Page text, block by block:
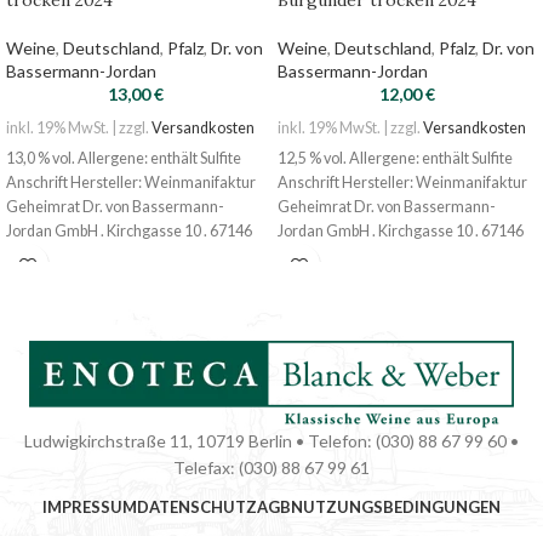
Weine, Deutschland, Pfalz, Dr. von
Bassermann-Jordan
13,00€
inkl. 19% MwSt. | zzgl. Versandkosten
13,0 % vol. Allergene: enthält Sulfite
Anschrift Hersteller: Weinmanifaktur
Geheimrat Dr. von Bassermann-
Jordan GmbH . Kirchgasse 10 . 67146
Deidesheim
Weine, Deutschland, Pfalz, Dr. von
Bassermann-Jordan
12,00€
inkl. 19% MwSt. | zzgl. Versandkosten
12,5 % vol. Allergene: enthält Sulfite
Anschrift Hersteller: Weinmanifaktur
Geheimrat Dr. von Bassermann-
Jordan GmbH . Kirchgasse 10 . 67146
Deidesheim
Ludwigkirchstraße 11, 10719 Berlin • Telefon: (030) 88 67 99 60 •
Telefax: (030) 88 67 99 61
IMPRESSUMDATENSCHUTZAGBNUTZUNGSBEDINGUNGEN